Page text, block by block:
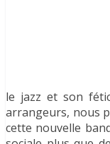
le jazz et son
arrangeurs, nous
cette nouvelle